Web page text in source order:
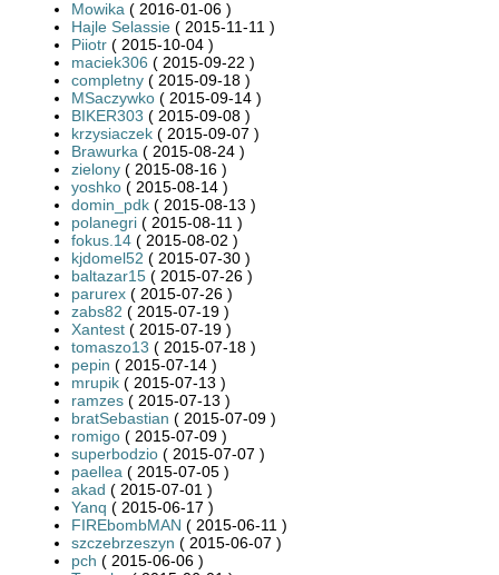
Mowika ( 2016-01-06 )
Hajle Selassie ( 2015-11-11 )
Piiotr ( 2015-10-04 )
maciek306 ( 2015-09-22 )
completny ( 2015-09-18 )
MSaczywko ( 2015-09-14 )
BIKER303 ( 2015-09-08 )
krzysiaczek ( 2015-09-07 )
Brawurka ( 2015-08-24 )
zielony ( 2015-08-16 )
yoshko ( 2015-08-14 )
domin_pdk ( 2015-08-13 )
polanegri ( 2015-08-11 )
fokus.14 ( 2015-08-02 )
kjdomel52 ( 2015-07-30 )
baltazar15 ( 2015-07-26 )
parurex ( 2015-07-26 )
zabs82 ( 2015-07-19 )
Xantest ( 2015-07-19 )
tomaszo13 ( 2015-07-18 )
pepin ( 2015-07-14 )
mrupik ( 2015-07-13 )
ramzes ( 2015-07-13 )
bratSebastian ( 2015-07-09 )
romigo ( 2015-07-09 )
superbodzio ( 2015-07-07 )
paellea ( 2015-07-05 )
akad ( 2015-07-01 )
Yanq ( 2015-06-17 )
FIREbombMAN ( 2015-06-11 )
szczebrzeszyn ( 2015-06-07 )
pch ( 2015-06-06 )